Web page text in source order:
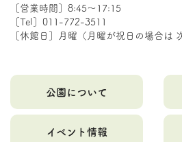
［営業時間］8:45～17:15
［Tel］011-772-3511
［休館日］月曜（月曜が祝日の場合は
公園について
イベント情報